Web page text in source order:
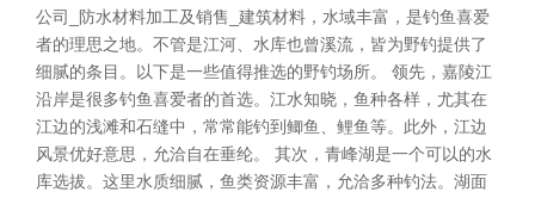
公司_防水材料加工及销售_建筑材料，水域丰富，是钓鱼喜爱
者的理思之地。不管是江河、水库也曾溪流，皆为野钓提供了
细腻的条目。以下是一些值得推选的野钓场所。 领先，嘉陵江
沿岸是很多钓鱼喜爱者的首选。江水知晓，鱼种各样，尤其在
江边的浅滩和石缝中，常常能钓到鲫鱼、鲤鱼等。此外，江边
风景优好意思，允洽自在垂纶。 其次，青峰湖是一个可以的水
库选拔。这里水质细腻，鱼类资源丰富，允洽多种钓法。湖面